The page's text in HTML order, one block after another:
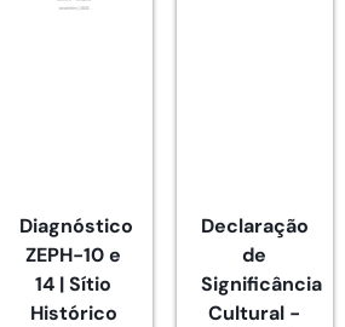
Diagnóstico
ZEPH-10 e
14 | Sítio
Histórico
Declaração
de
Significância
Cultural -